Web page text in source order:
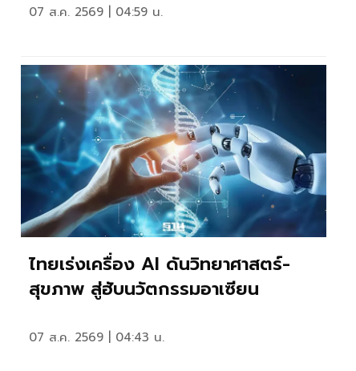
07 ส.ค. 2569 | 04:59 น.
ไทยเร่งเครื่อง AI ดันวิทยาศาสตร์-
สุขภาพ สู่ฮับนวัตกรรมอาเซียน
07 ส.ค. 2569 | 04:43 น.